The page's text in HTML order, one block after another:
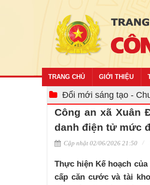
TRANG CHỦ GIỚI THIỆU
Đổi mới sáng tạo -
Công an xã Xuân
danh điện tử mức
Cập nhật 02/06/2026 21:50
Thực hiện Kế hoạch
cấp căn cước và tài